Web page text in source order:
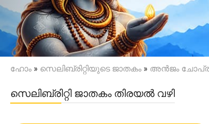
ഹോം » സെലിബ്രിറ്റിയുടെ ജാതകം » അൻജം ചോപ്ര
സെലിബ്രിറ്റി ജാതകം തിരയൽ വഴി